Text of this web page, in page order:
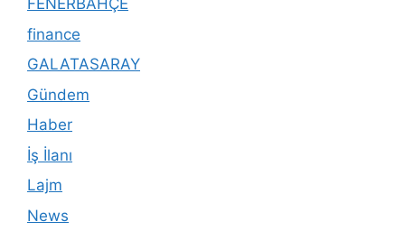
FENERBAHÇE
finance
GALATASARAY
Gündem
Haber
İş İlanı
Lajm
News